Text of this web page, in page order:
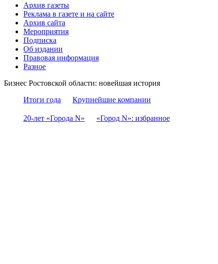
Архив газеты
Реклама в газете и на сайте
Архив сайта
Мероприятия
Подписка
Об издании
Правовая информация
Разное
Бизнес Ростовской области: новейшая история
Итоги года
Крупнейшие компании
20-лет «Города N» «Город N»: избранное